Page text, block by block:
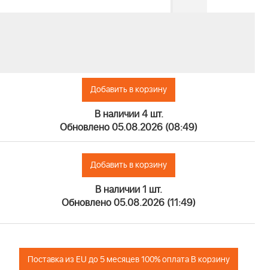
Добавить в корзину
В наличии 4 шт.
Обновлено 05.08.2026 (08:49)
Добавить в корзину
В наличии 1 шт.
Обновлено 05.08.2026 (11:49)
Поставка из EU до 5 месяцев 100% оплата В корзину